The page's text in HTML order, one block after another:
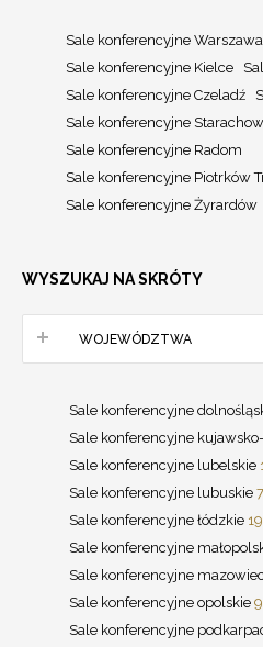
Sale konferencyjne Warszawa
Sale konferencyjne Kielce
Sale konferencyjne Czeladź
Sale konferencyjne
Sale konferencyjne Radom
Sale konferencyjne Piotrków
Sale konferencyjne Żyrardów
WYSZUKAJ NA SKRÓTY
WOJEWÓDZTWA
Sale konferencyjne
Sale konferencyjne
Sale konferencyjne lubelskie
Sale konferencyjne lubuskie
Sale konferencyjne łódzkie
Sale konferencyjne
Sale konferencyjne
Sale konferencyjne opolskie
Sale konferencyjne